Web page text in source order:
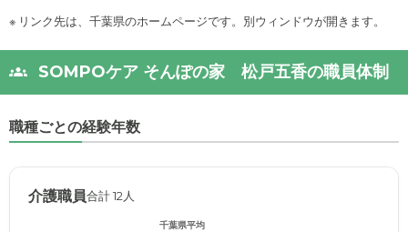
※ リンク先は、千葉県のホームページです。別ウィンドウが開きます。
SOMPOケア そんぽの家 松戸五香の職員体制
職種ごとの経験年数
介護職員合計 12人
千葉県平均